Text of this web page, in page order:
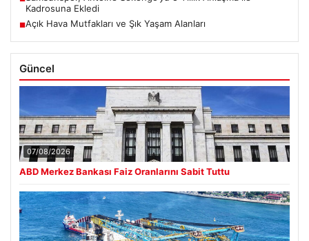
Kadrosuna Ekledi
■Açık Hava Mutfakları ve Şık Yaşam Alanları
Güncel
07/08/2026
ABD Merkez Bankası Faiz Oranlarını Sabit Tuttu